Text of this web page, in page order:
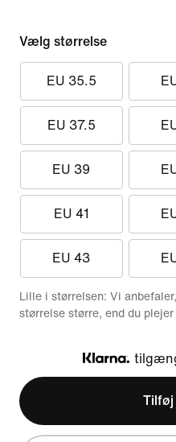
Vælg størrelse
EU 35.5
EU 37.5
EU 39
EU 41
EU 43
Lille i størrelsen: Vi
størrelse større, end du plejer
Klarna
Tilføj